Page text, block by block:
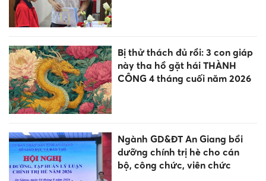
Bị thử thách đủ rồi: 3 con giáp
này tha hồ gặt hái THÀNH
CÔNG 4 tháng cuối năm 2026
Ngành GD&ĐT An Giang bồi
dưỡng chính trị hè cho cán
bộ, công chức, viên chức